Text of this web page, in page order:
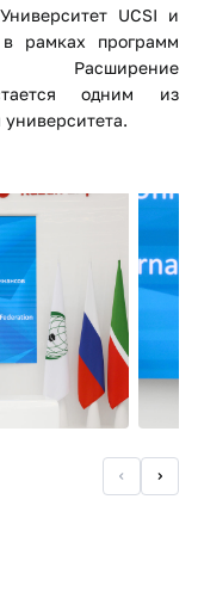
UCSI и
рамках программ
Расширение
одним из